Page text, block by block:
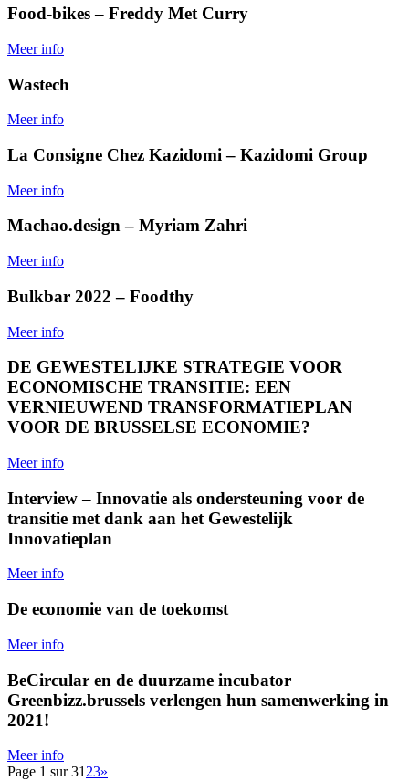
Food-bikes – Freddy Met Curry
Meer info
Wastech
Meer info
La Consigne Chez Kazidomi – Kazidomi Group
Meer info
Machao.design – Myriam Zahri
Meer info
Bulkbar 2022 – Foodthy
Meer info
DE GEWESTELIJKE STRATEGIE VOOR
ECONOMISCHE TRANSITIE: EEN
VERNIEUWEND TRANSFORMATIEPLAN
VOOR DE BRUSSELSE ECONOMIE?
Meer info
Interview – Innovatie als ondersteuning voor de
transitie met dank aan het Gewestelijk
Innovatieplan
Meer info
De economie van de toekomst
Meer info
BeCircular en de duurzame incubator
Greenbizz.brussels verlengen hun samenwerking in
2021!
Meer info
Page 1 sur 31 23»